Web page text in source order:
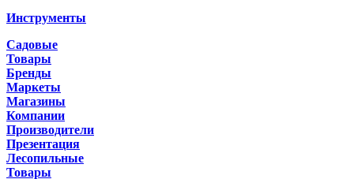
Инструменты
Садовые
Товары
Бренды
Маркеты
Магазины
Компании
Производители
Презентация
Лесопильные
Товары